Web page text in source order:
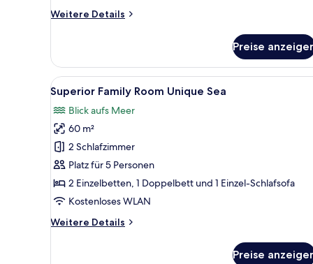
Weitere Details
Weitere
Room
Unique
Sea
View
Preise
Alle
Fotos
für
Superior
Family
Room
Unique
Sea
Ein modernes Hotelzimmer
5
Superior Family Room Unique Sea
Blick aufs Meer
60 m²
2 Schlafzimmer
Platz für 5 Personen
2 Einzelbetten, 1 Doppelbett und 1 Einzel-Schlafsofa
Kostenloses WLAN
Weitere Details
Weitere
Preise